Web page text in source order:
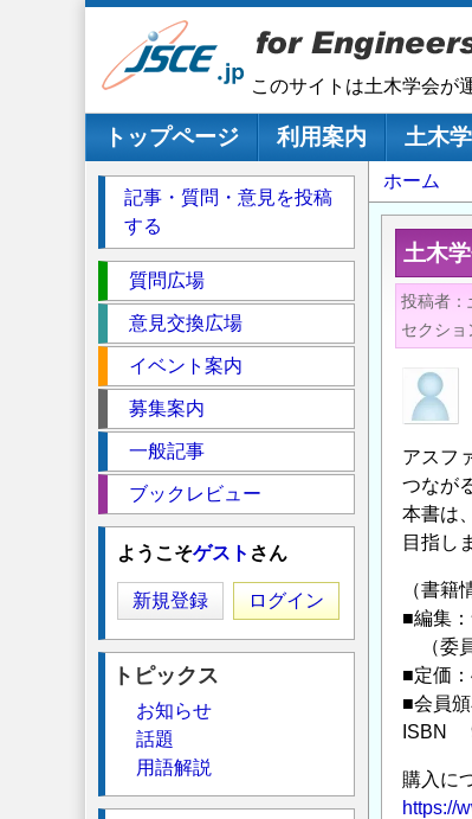
このサイトは土木学会が
メインナビゲーション
トップページ 利用案内 土木
パ
ン
ず
ホーム
土木
投稿者
セクショ
アスフ
つなが
本書は
目指し
（書籍
■編集
（委
■定価
■会員
ISBN
購入に
https://
記事・質問・意見を投稿
する
ク
シ
質問広場
意見交換広場
イベント案内
募集案内
一般記事
ブックレビュー
ようこそゲスト さん
新規登録 ログイン
トピックス
お知らせ
話題
用語解説